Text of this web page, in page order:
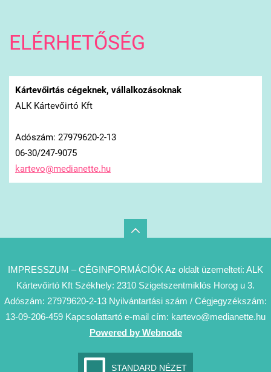
ELÉRHETŐSÉG
Kártevőirtás cégeknek, vállalkozásoknak
ALK Kártevőirtó Kft
Adószám: 27979620-2-13
06-30/247-9075
kartevo@medianette.hu
IMPRESSZUM – CÉGINFORMÁCIÓK Az oldalt üzemelteti: ALK
Kártevőirtó Kft Székhely: 2310 Szigetszentmiklós Horog u 3.
Adószám: 27979620-2-13 Nyilvántartási szám / Cégjegyzékszám:
13-09-206-459 Kapcsolattartó e-mail cím: kartevo@medianette.hu
Powered by Webnode
STANDARD NÉZET